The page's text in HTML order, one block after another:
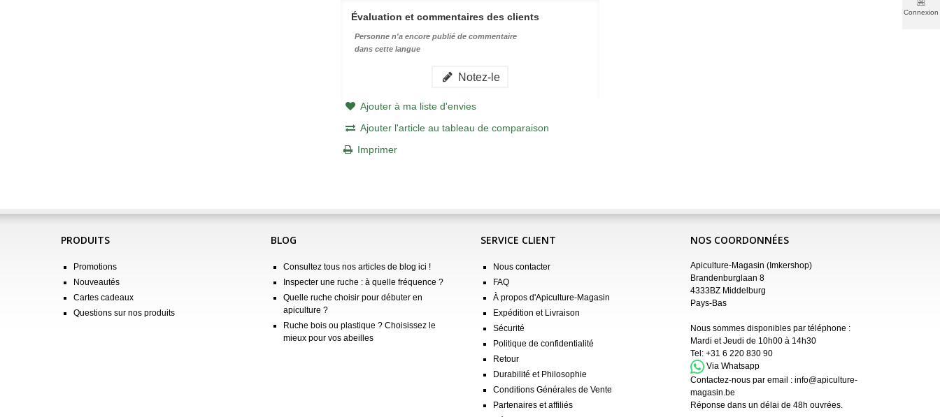
Évaluation et commentaires des clients
Personne n'a encore publié de commentaire
dans cette langue
Notez-le
Ajouter à ma liste d'envies
Ajouter l'article au tableau de comparaison
Imprimer
PRODUITS
Promotions
Nouveautés
Cartes cadeaux
Questions sur nos produits
BLOG
Consultez tous nos articles de blog ici !
Inspecter une ruche : à quelle fréquence ?
Quelle ruche choisir pour débuter en
apiculture ?
Ruche bois ou plastique ? Choisissez le
mieux pour vos abeilles
SERVICE CLIENT
Nous contacter
FAQ
À propos d'Apiculture-Magasin
Expédition et Livraison
Sécurité
Politique de confidentialité
Retour
Durabilité et Philosophie
Conditions Générales de Vente
Partenaires et affiliés
NOS COORDONNÉES
Apiculture-Magasin (Imkershop)
Brandenburglaan 8
4333BZ Middelburg
Pays-Bas
Nous sommes disponibles par téléphone :
Mardi et Jeudi de 10h00 à 14h30
Tel: +31 6 220 830 90
Via Whatsapp
Contactez-nous par email : info@apiculture-
magasin.be
Réponse dans un délai de 48h ouvrées.
Connexion